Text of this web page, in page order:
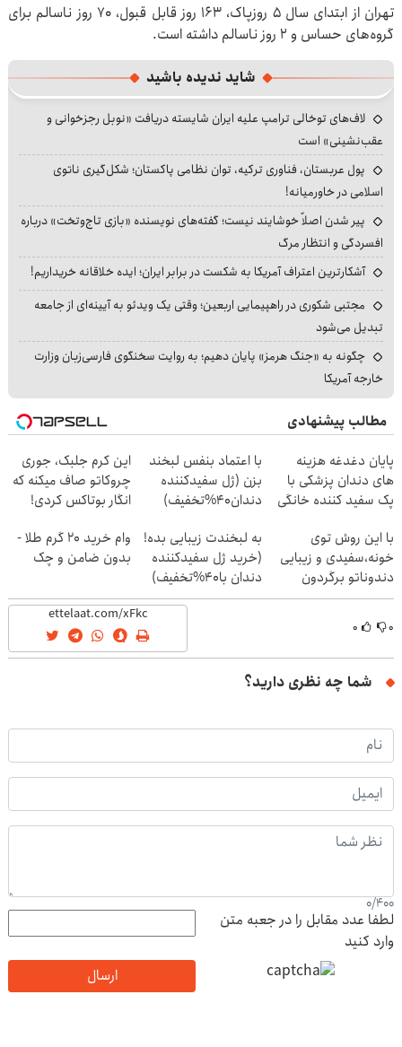
تهران از ابتدای سال ۵ روزپاک، ۱۶۳ روز قابل قبول، ۷۰ روز ناسالم برای
گروه‌های حساس و ۲ روز ناسالم داشته است.
شاید ندیده باشید
لاف‌های توخالی ترامپ علیه ایران شایسته دریافت «نوبل رجزخوانی و
عقب‌نشینی» است
پول عربستان، فناوری ترکیه، توان نظامی پاکستان؛ شکل‌گیری ناتوی
اسلامی در خاورمیانه!
پیر شدن اصلاً خوشایند نیست؛ گفته‌های نویسنده «بازی تاج‌وتخت» درباره
افسردگی و انتظار مرگ
آشکارترین اعتراف آمریکا به شکست در برابر ایران؛ ایده خلاقانه خریداریم!
مجتبی شکوری در راهپیمایی اربعین؛ وقتی یک ویدئو به آیینه‌ای از جامعه
تبدیل می‌شود
چگونه به «جنگ هرمز» پایان دهیم؛ به روایت سخنگوی فارسی‌زبان وزارت
خارجه آمریکا
مطالب پیشنهادی
پایان دغدغه هزینه
های دندان پزشکی با
پک سفید کننده خانگی
با اعتماد بنفس لبخند
بزن (ژل سفیدکننده
دندان40%تخفیف)
این کرم جلبک، جوری
چروکاتو صاف میکنه که
انگار بوتاکس کردی!
با این روش توی
خونه،سفیدی و زیبایی
دندوناتو برگردون
(40%off)
به لبخندت زیبایی بده!
(خرید ژل سفیدکننده
دندان با40%تخفیف)
وام خرید ۲۰ گرم طلا -
بدون ضامن و چک
۰ ۰
شما چه نظری دارید؟
0/400
لطفا عدد مقابل را در جعبه متن
وارد کنید
ارسال